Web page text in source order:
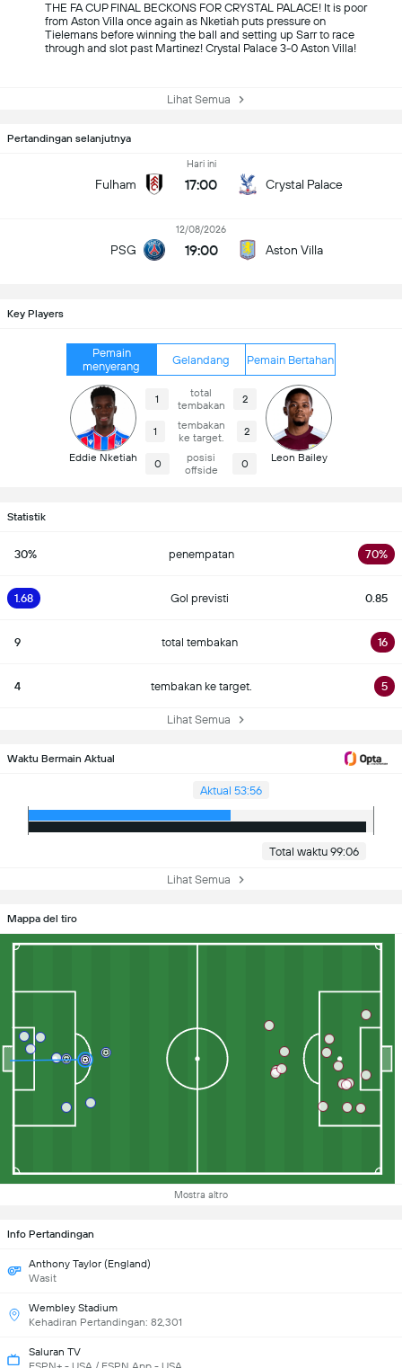
THE FA CUP FINAL BECKONS FOR CRYSTAL PALACE! It is poor
from Aston Villa once again as Nketiah puts pressure on
Tielemans before winning the ball and setting up Sarr to race
through and slot past Martinez! Crystal Palace 3-0 Aston Villa!
Lihat Semua
Pertandingan selanjutnya
Fulham
Hari ini
17:00 Crystal Palace
PSG
12/08/2026
19:00 Aston Villa
Key Players
Pemain
menyerang
Gelandang Pemain Bertahan
Eddie Nketiah
1
total
tembakan
2
1
tembakan
ke target.
2
0
posisi
offside
0 Leon Bailey
Statistik
30% penempatan 70%
1.68 Gol previsti 0.85
9 total tembakan 16
4 tembakan ke target. 5
Lihat Semua
Waktu Bermain Aktual
Aktual 53:56
Total waktu 99:06
Lihat Semua
Mappa del tiro
Mostra altro
Info Pertandingan
Anthony Taylor (England)
Wasit
Wembley Stadium
Kehadiran Pertandingan: 82,301
Saluran TV